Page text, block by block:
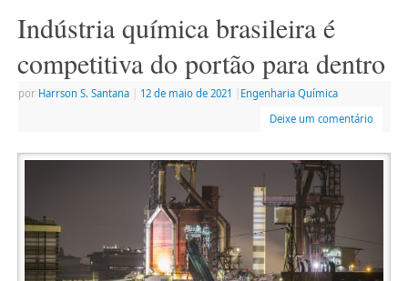
Indústria química brasileira é
competitiva do portão para dentro
por Harrson S. Santana 12 de maio de 2021
Engenharia Química
Deixe um comentário